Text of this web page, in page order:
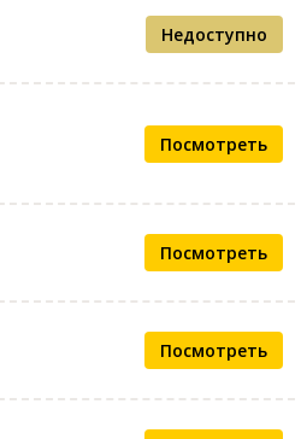
Недоступно
Посмотреть
Посмотреть
Посмотреть